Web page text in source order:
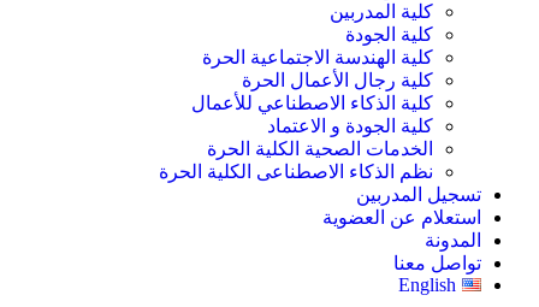
كلية المدربين
كلية الجودة
كلية الهندسة الاجتماعية الحرة
كلية رجال الأعمال الحرة
كلية الذكاء الاصطناعي للأعمال
كلية الجودة و الاعتماد
الخدمات الصحية الكلية الحرة
نظم الذكاء الاصطناعى الكلية الحرة
تسجيل المدربين
استعلام عن العضوية
المدونة
تواصل معنا
English